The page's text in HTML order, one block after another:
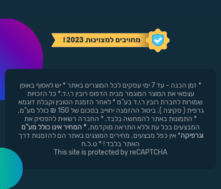
* זמן הכנה - עד 7 ימי עסקים לכל המוצרים באתר * יש לאסוף באופן
עצמאי את המוצר המוגמר מבית הדפוס רובין ר.י.ד.* כל הזכויות
שמורות לחברת רובין ר.י.ד בע"מ * לאחר הזמנת הטובין וקבלת דוגמא
גרפית ( סקיצה ). ביטול ההזמנה יחוייב בסכום של 150 ₪ כולל מע"מ.
* התמונות באתר להמחשה בלבד. * החברה רשאית להפסיק את
המבצעים בכל עת וללא התראה מוקדמת. * המחיר אינו כולל מע"מ
וגרפיקה* אין כפל מבצעים. מחירים המוצגים באתר הם להזמנות דרך
האתר בלבד ! * ט.ל.ח
This site is protected by reCAPTCHA